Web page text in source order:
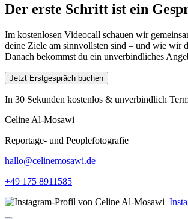
Der erste Schritt ist ein
Im kostenlosen Videocall schauen wir
deine Ziele am sinnvollsten sind – und wie wir
Danach bekommst du ein unverbindliches
Jetzt Erstgespräch buchen
In 30 Sekunden kostenlos & unverbindlich
Celine Al-Mosawi
Reportage- und Peoplefotografie
hallo@celinemosawi.de
+49 175 8911585